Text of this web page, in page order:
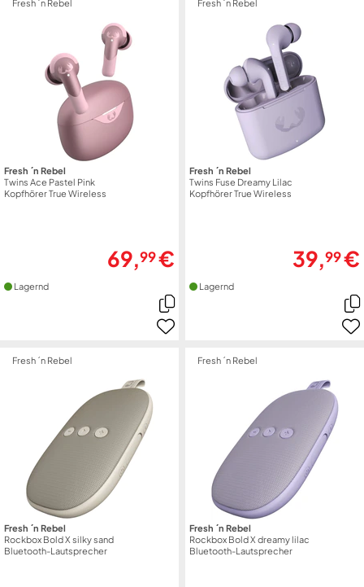
Fresh ´n Rebel
Fresh ´n Rebel
Twins Ace Pastel Pink
Kopfhörer True Wireless
69,99€
Lagernd
Fresh ´n Rebel
Fresh ´n Rebel
Twins Fuse Dreamy Lilac
Kopfhörer True Wireless
39,99€
Lagernd
Fresh ´n Rebel
Fresh ´n Rebel
Rockbox Bold X silky sand
Bluetooth-Lautsprecher
Fresh ´n Rebel
Fresh ´n Rebel
Rockbox Bold X dreamy lilac
Bluetooth-Lautsprecher